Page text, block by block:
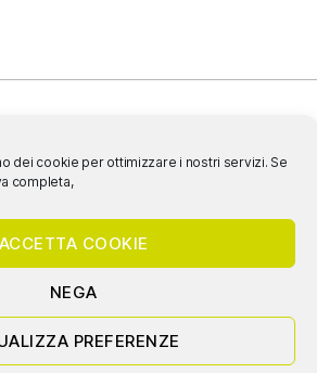
dei cookie per ottimizzare i nostri servizi. Se
completa,
ACCETTA COOKIE
NEGA
PREFERENZE
Srl Società Benefit- P.IVA e C.F. 04620640260
|
COOKIE POLICY